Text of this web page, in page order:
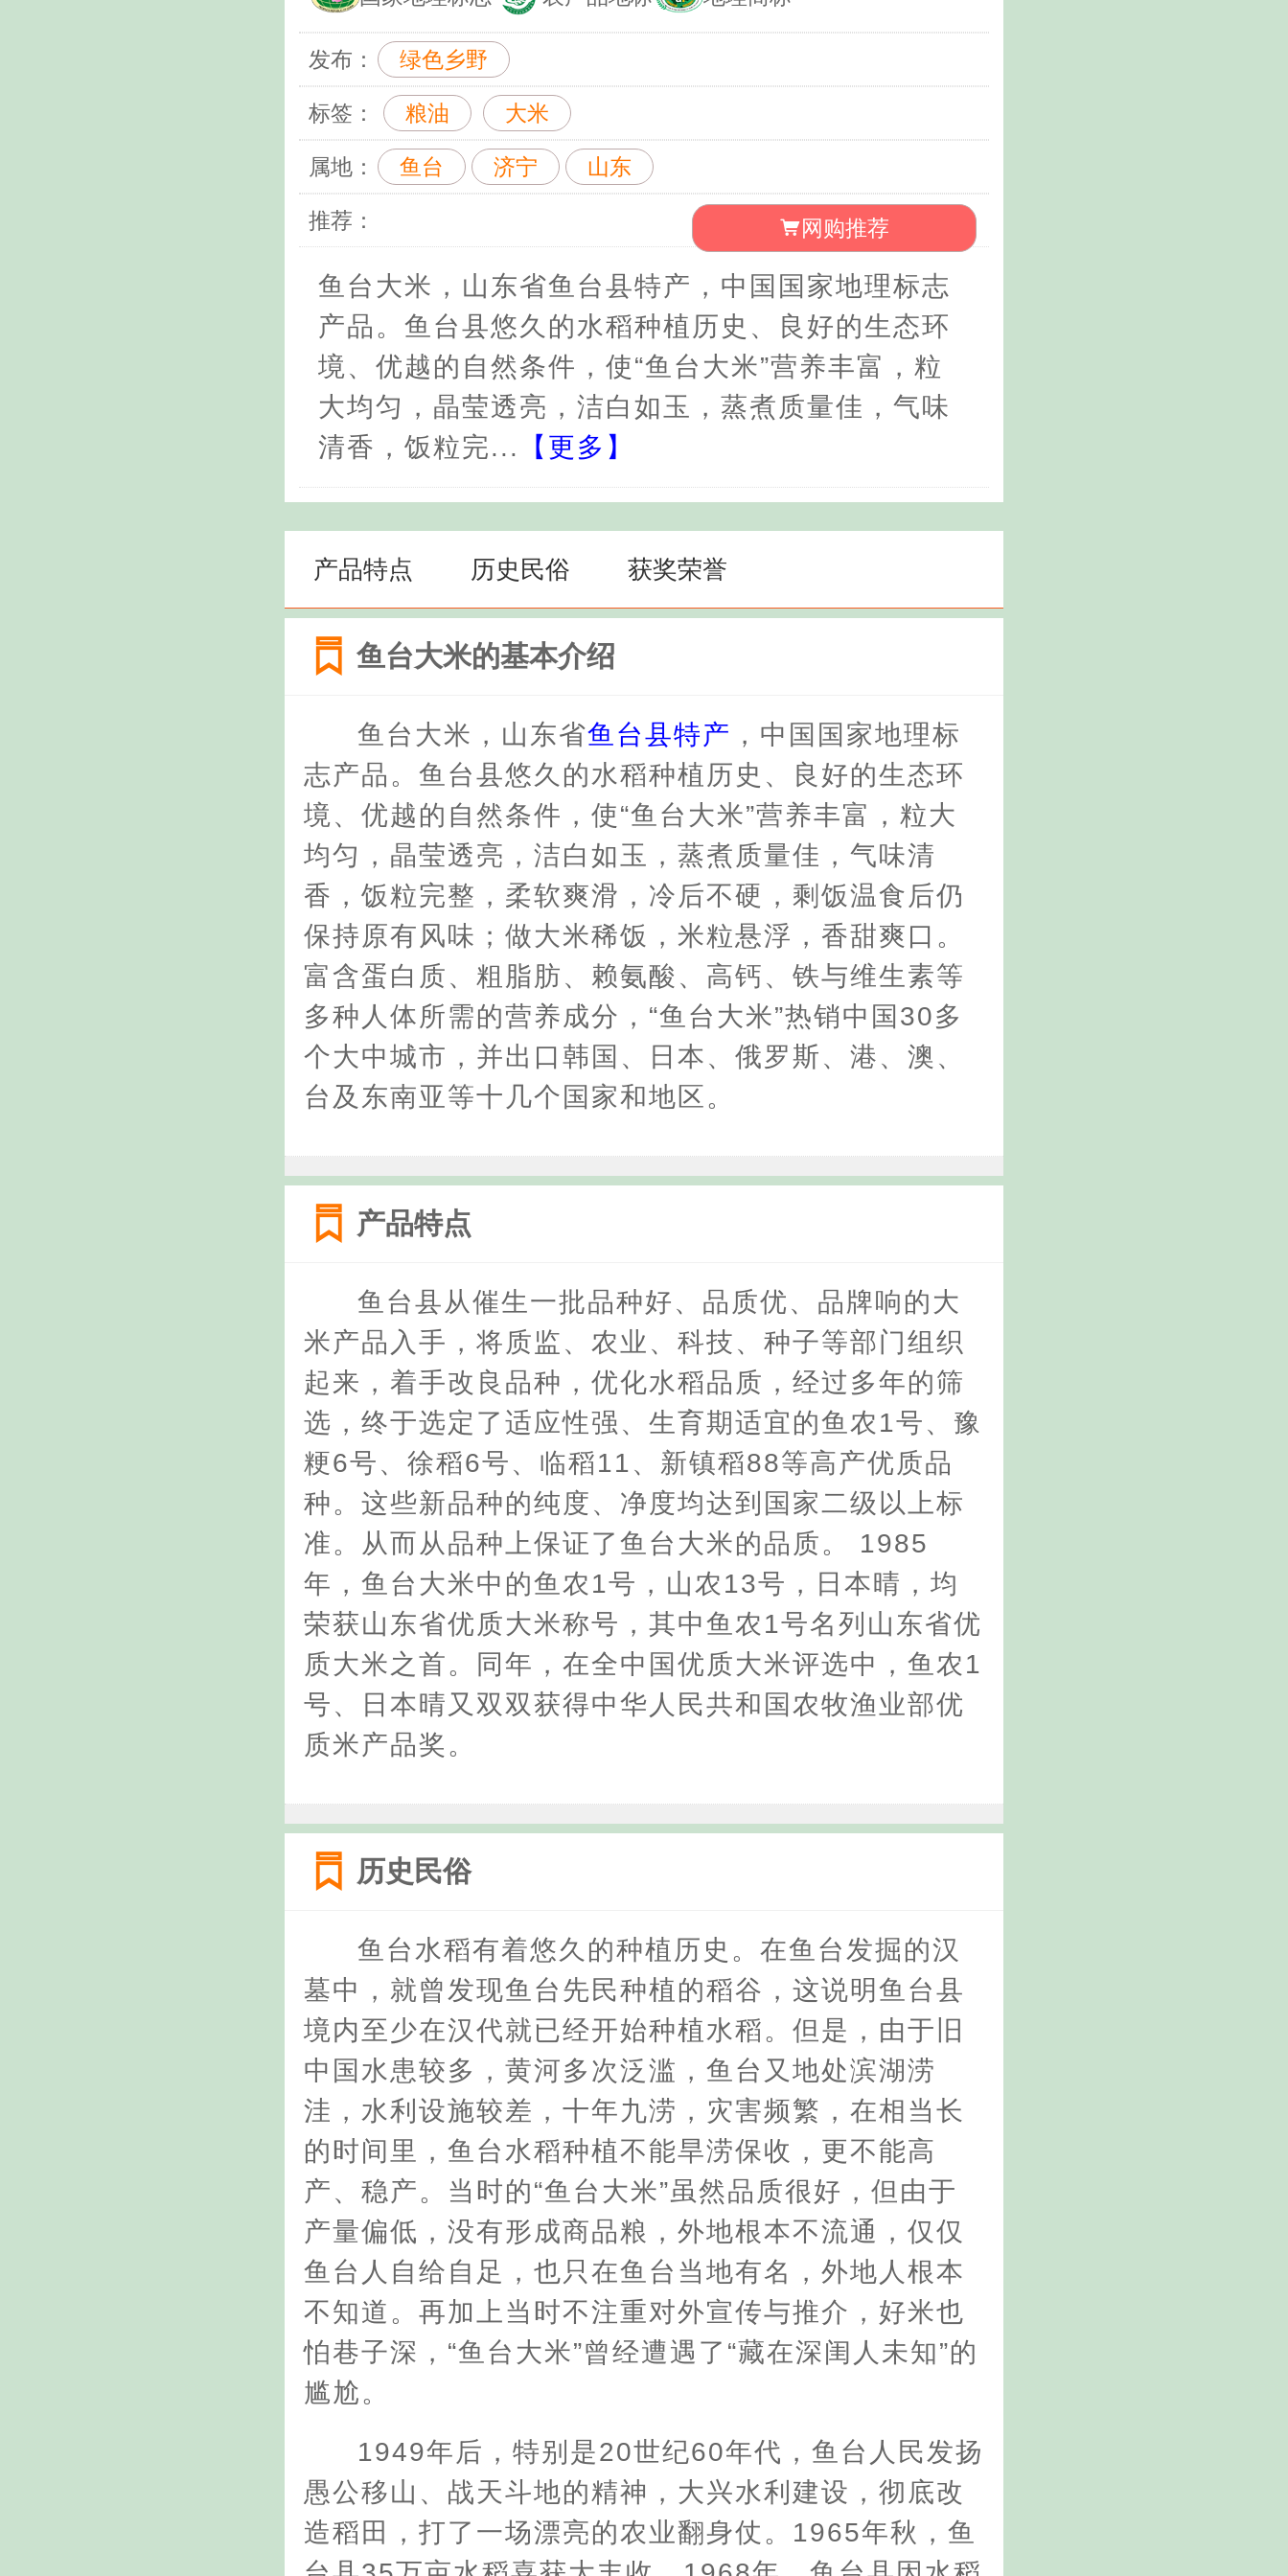
发布： 绿色乡野
标签： 粮油 大米
属地： 鱼台 济宁 山东
推荐： 网购推荐
鱼台大米，山东省鱼台县特产，中国国家地理标志
产品。鱼台县悠久的水稻种植历史、良好的生态环
境、优越的自然条件，使“鱼台大米”营养丰富，粒
大均匀，晶莹透亮，洁白如玉，蒸煮质量佳，气味
清香，饭粒完...
【更多】
产品特点 历史民俗 获奖荣誉
鱼台大米的基本介绍
鱼台大米，山东省鱼台县特产 ，中国国家地理标
志产品。鱼台县悠久的水稻种植历史、良好的生态环
境、优越的自然条件，使“鱼台大米”营养丰富，粒大
均匀，晶莹透亮，洁白如玉，蒸煮质量佳，气味清
香，饭粒完整，柔软爽滑，冷后不硬，剩饭温食后仍
保持原有风味；做大米稀饭，米粒悬浮，香甜爽口。
富含蛋白质、粗脂肪、赖氨酸、高钙、铁与维生素等
多种人体所需的营养成分，“鱼台大米”热销中国30多
个大中城市，并出口韩国、日本、俄罗斯、港、澳、
台及东南亚等十几个国家和地区。
产品特点
鱼台县从催生一批品种好、品质优、品牌响的大
米产品入手，将质监、农业、科技、种子等部门组织
起来，着手改良品种，优化水稻品质，经过多年的筛
选，终于选定了适应性强、生育期适宜的鱼农1号、豫
粳6号、徐稻6号、临稻11、新镇稻88等高产优质品
种。这些新品种的纯度、净度均达到国家二级以上标
准。从而从品种上保证了鱼台大米的品质。 1985
年，鱼台大米中的鱼农1号，山农13号，日本晴，均
荣获山东省优质大米称号，其中鱼农1号名列山东省优
质大米之首。同年，在全中国优质大米评选中，鱼农1
号、日本晴又双双获得中华人民共和国农牧渔业部优
质米产品奖。
历史民俗
鱼台水稻有着悠久的种植历史。在鱼台发掘的汉
墓中，就曾发现鱼台先民种植的稻谷，这说明鱼台县
境内至少在汉代就已经开始种植水稻。但是，由于旧
中国水患较多，黄河多次泛滥，鱼台又地处滨湖涝
洼，水利设施较差，十年九涝，灾害频繁，在相当长
的时间里，鱼台水稻种植不能旱涝保收，更不能高
产、稳产。当时的“鱼台大米”虽然品质很好，但由于
产量偏低，没有形成商品粮，外地根本不流通，仅仅
鱼台人自给自足，也只在鱼台当地有名，外地人根本
不知道。再加上当时不注重对外宣传与推介，好米也
怕巷子深，“鱼台大米”曾经遭遇了“藏在深闺人未知”的
尴尬。
1949年后，特别是20世纪60年代，鱼台人民发扬
愚公移山、战天斗地的精神，大兴水利建设，彻底改
造稻田，打了一场漂亮的农业翻身仗。1965年秋，鱼